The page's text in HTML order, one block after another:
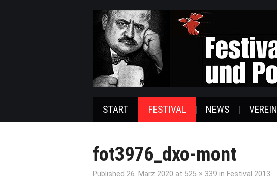
START FESTIVAL NEWS VEREIN
fot3976_dxo-mont
Published 26. März 2020 at 525 × 339 in Festival 2013